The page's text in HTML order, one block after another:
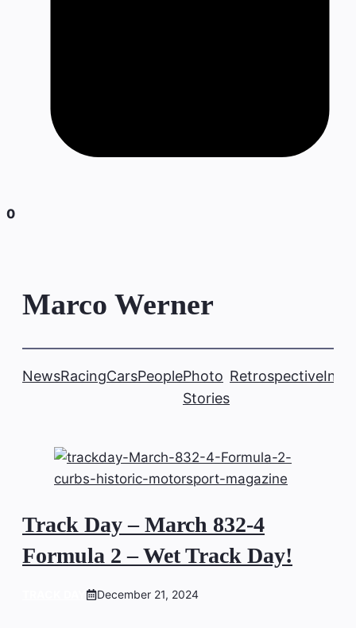
0
Marco Werner
NewsRacingCarsPeoplePhoto
Stories
Retrospective
Track Day – March 832-4
Formula 2 – Wet Track Day!
December 21, 2024